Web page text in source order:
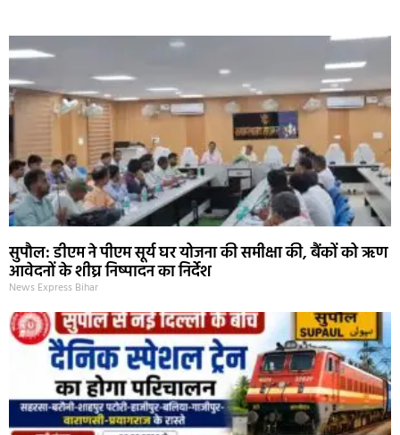
सुपौल: डीएम ने पीएम सूर्य घर योजना की समीक्षा की, बैंकों को ऋण
आवेदनों के शीघ्र निष्पादन का निर्देश
News Express Bihar